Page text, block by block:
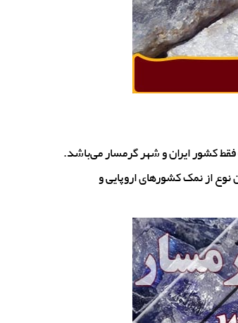
کشور ایران و شهر گرمسار می‌باشد.
از نمک کشورهای اروپایی و